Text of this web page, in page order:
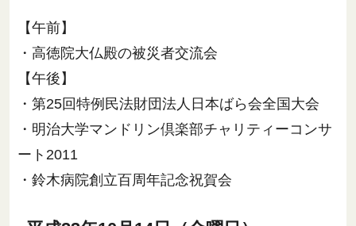
【午前】
・高徳院大仏殿の被災者交流会
【午後】
・第25回特例民法財団法人日本ばら会全国大会
・明治大学マンドリン倶楽部チャリティーコンサ
ート2011
・鈴木病院創立百周年記念祝賀会